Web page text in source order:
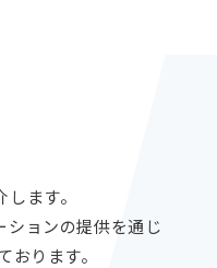
ます。
ションの提供を通じ
おります。